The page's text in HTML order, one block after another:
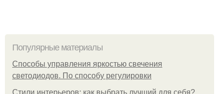
Популярные материалы
Способы управления яркостью свечения
светодиодов. По способу регулировки
Стили интерьеров: как выбрать лучший для себя?